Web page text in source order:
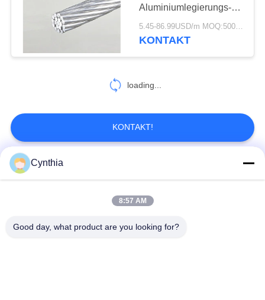
Feuerbeständige
77
Flammhemmendes
Kabel
31
Aluminiumlegierungs-
Leiter ACCC/FSCC
CTC genehmigte
5.45-86.99USD/m MOQ:5000 Meter
KONTAKT
loading...
KONTAKT!
Cynthia
8:57 AM
Good day, what product are you looking for?